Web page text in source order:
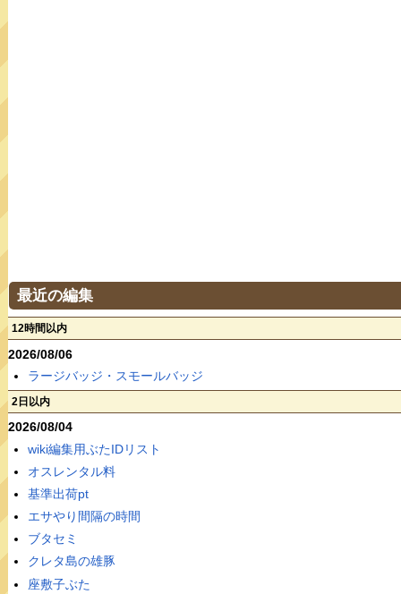
最近の編集
12時間以内
2026/08/06
ラージバッジ・スモールバッジ
2日以内
2026/08/04
wiki編集用ぶたIDリスト
オスレンタル料
基準出荷pt
エサやり間隔の時間
ブタセミ
クレタ島の雄豚
座敷子ぶた